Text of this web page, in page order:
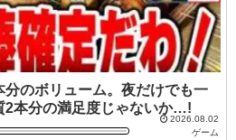
分のボリューム。夜だけでも一
2本分の満足度じゃないか…!
2026.08.02
ゲーム